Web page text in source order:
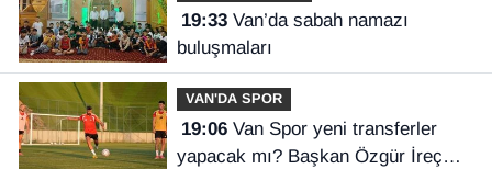
19:33Van’da sabah namazı
buluşmaları
VAN'DA SPOR
19:06Van Spor yeni transferler
yapacak mı? Başkan Özgür İreç